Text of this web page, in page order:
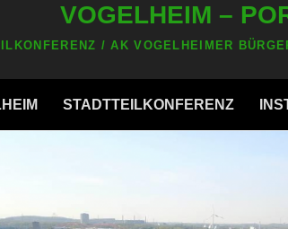
VOGELHEIM –
/ AK VOGELHEIMER
STADTTEILKONFERENZ